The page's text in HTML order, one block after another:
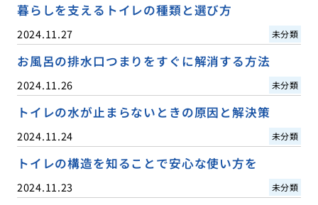
暮らしを支えるトイレの種類と選び方
2024.11.27 未分類
お風呂の排水口つまりをすぐに解消する方法
2024.11.26 未分類
トイレの水が止まらないときの原因と解決策
2024.11.24 未分類
トイレの構造を知ることで安心な使い方を
2024.11.23 未分類